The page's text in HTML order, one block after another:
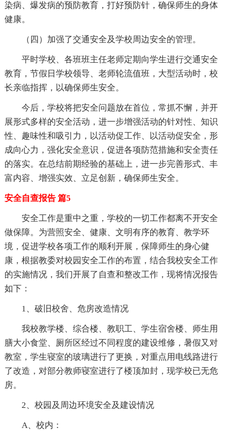
染病、爆发病的预防教育，打好预防针，确保师生的身体
健康。
（四）加强了交通安全及学校周边安全的管理。
平时学校、各班班主任老师定期向学生进行交通安全
教育，节假日学校领导、老师轮流值班，大型活动时，校
长亲临指挥，以确保师生安全。
今后，学校将把安全问题放在首位，常抓不懈，并开
展形式多样的安全活动，进一步增强活动的针对性、知识
性、趣味性和吸引力，以活动促工作、以活动促安全，形
成向心力，强化安全意识，促进各项防范措施和安全责任
的落实。在总结前期经验的基础上，进一步完善形式、丰
富内容、增强实效、立足创新，确保师生安全。
安全自查报告 篇5
安全工作是重中之重，学校的一切工作都离不开安全
做保障。为营照安全、健康、文明有序的教育、教学环
境，促进学校各项工作的顺利开展，保障师生的身心健
康，根据教委对校园安全工作的布置，结合我校安全工作
的实施情况，我们开展了自查和整改工作，现将情况报告
如下：
1、破旧校舍、危房改造情况
我校教学楼、综合楼、教职工、学生宿舍楼、师生用
膳大小食堂、厕所区经过不同程度的建设维修，暑假又对
教室，学生寝室的玻璃进行了更换，对重点用电线路进行
了改造，对部分教师寝室进行了楼顶加封，现学校已无危
房。
2、校园及周边环境安全及建设情况
A、校内：